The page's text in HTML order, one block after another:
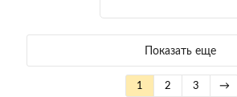
Показать еще
1 2 3 →